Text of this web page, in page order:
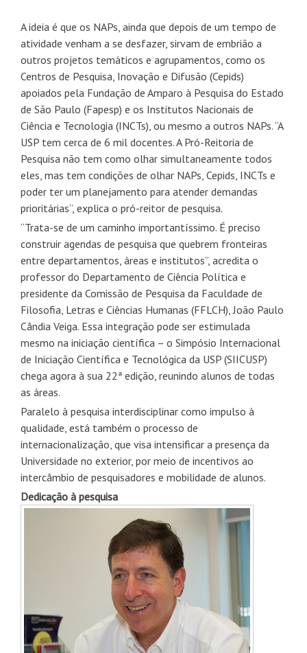
A ideia é que os NAPs, ainda que depois de um tempo de
atividade venham a se desfazer, sirvam de embrião a
outros projetos temáticos e agrupamentos, como os
Centros de Pesquisa, Inovação e Difusão (Cepids)
apoiados pela Fundação de Amparo à Pesquisa do Estado
de São Paulo (Fapesp) e os Institutos Nacionais de
Ciência e Tecnologia (INCTs), ou mesmo a outros NAPs. “A
USP tem cerca de 6 mil docentes. A Pró-Reitoria de
Pesquisa não tem como olhar simultaneamente todos
eles, mas tem condições de olhar NAPs, Cepids, INCTs e
poder ter um planejamento para atender demandas
prioritárias”, explica o pró-reitor de pesquisa.
“Trata-se de um caminho importantíssimo. É preciso
construir agendas de pesquisa que quebrem fronteiras
entre departamentos, áreas e institutos”, acredita o
professor do Departamento de Ciência Política e
presidente da Comissão de Pesquisa da Faculdade de
Filosofia, Letras e Ciências Humanas (FFLCH), João Paulo
Cândia Veiga. Essa integração pode ser estimulada
mesmo na iniciação científica – o Simpósio Internacional
de Iniciação Científica e Tecnológica da USP (SIICUSP)
chega agora à sua 22ª edição, reunindo alunos de todas
as áreas.
Paralelo à pesquisa interdisciplinar como impulso à
qualidade, está também o processo de
internacionalização, que visa intensificar a presença da
Universidade no exterior, por meio de incentivos ao
intercâmbio de pesquisadores e mobilidade de alunos.
Dedicação à pesquisa